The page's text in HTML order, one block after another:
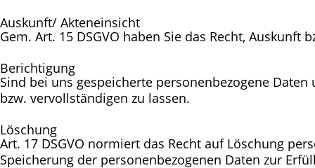
Auskunft/ Akteneinsicht
Gem. Art. 15 DSGVO haben Sie das Recht,
Berichtigung
Sind bei uns gespeicherte personenbezogene
bzw. vervollständigen zu lassen.
Löschung
Art. 17 DSGVO normiert das Recht auf Löschung
Speicherung der personenbezogenen Daten zur